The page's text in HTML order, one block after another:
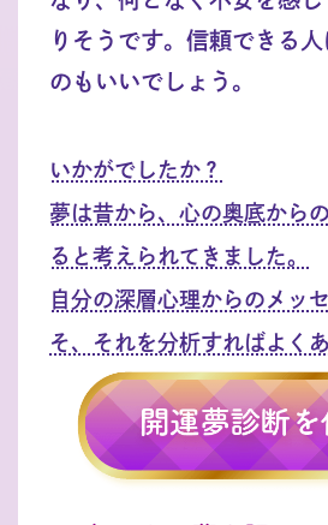
りそうです。信頼できる
のもいいでしょう。
いかがでしたか？
夢は昔から、心の奥底から
ると考えられてきました。
自分の深層心理からのメッ
そ、それを分析すればよく